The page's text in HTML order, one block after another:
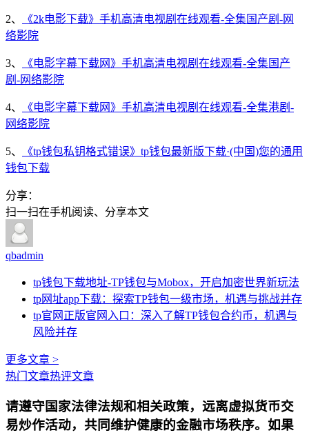
2、
《2k电影下载》手机高清电视剧在线观看-全集国产剧-网
络影院
3、
《电影字幕下载网》手机高清电视剧在线观看-全集国产
剧-网络影院
4、
《电影字幕下载网》手机高清电视剧在线观看-全集港剧-
网络影院
5、
《tp钱包私钥格式错误》tp钱包最新版下载·(中国)您的通用
钱包下载
分享：
扫一扫在手机阅读、分享本文
qbadmin
tp钱包下载地址-TP钱包与Mobox，开启加密世界新玩法
tp网址app下载：探索TP钱包一级市场，机遇与挑战并存
tp官网正版官网入口：深入了解TP钱包合约币，机遇与
风险并存
更多文章 >
热门文章热评文章
请遵守国家法律法规和相关政策，远离虚拟货币交
易炒作活动，共同维护健康的金融市场秩序。如果